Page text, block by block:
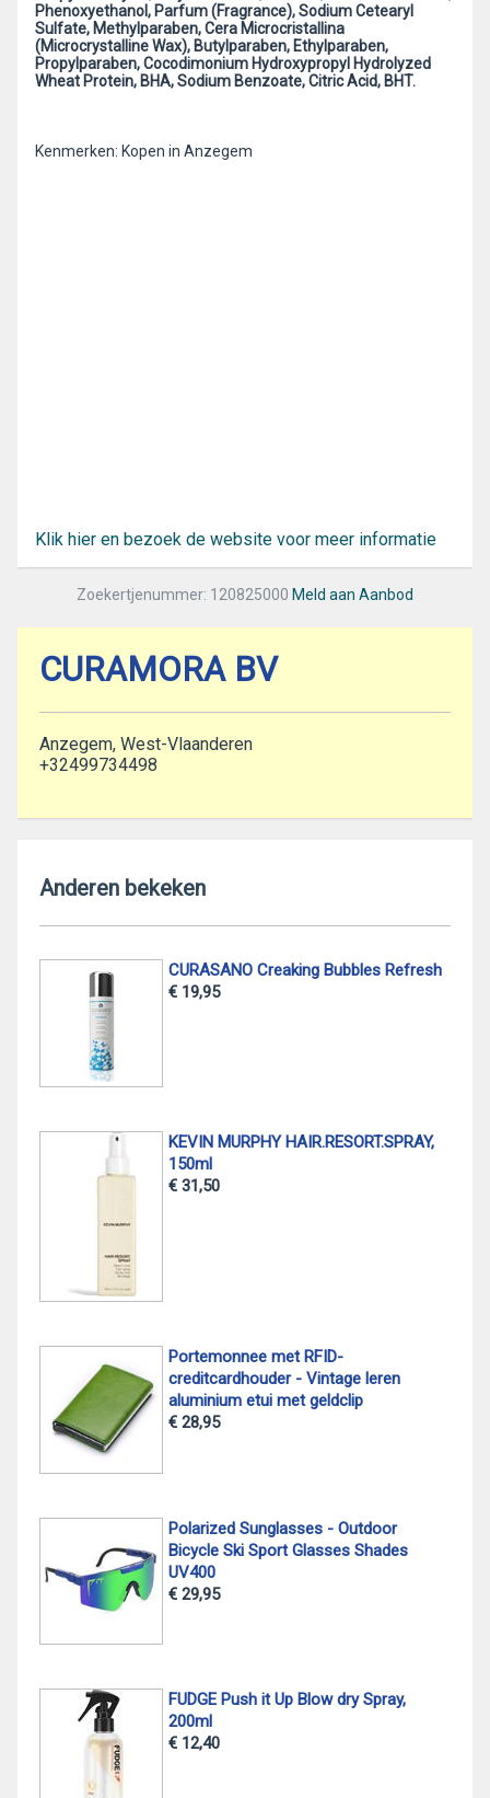
Phenoxyethanol, Parfum (Fragrance), Sodium Cetearyl
Sulfate, Methylparaben, Cera Microcristallina
(Microcrystalline Wax), Butylparaben, Ethylparaben,
Propylparaben, Cocodimonium Hydroxypropyl Hydrolyzed
Wheat Protein, BHA, Sodium Benzoate, Citric Acid, BHT.
Kenmerken: Kopen in Anzegem
Klik hier en bezoek de website voor meer informatie
Zoekertjenummer: 120825000 Meld aan Aanbod
CURAMORA BV
Anzegem, West-Vlaanderen
+32499734498
Anderen bekeken
CURASANO Creaking Bubbles Refresh
€ 19,95
KEVIN MURPHY HAIR.RESORT.SPRAY,
150ml
€ 31,50
Portemonnee met RFID-
creditcardhouder - Vintage leren
aluminium etui met geldclip
€ 28,95
Polarized Sunglasses - Outdoor
Bicycle Ski Sport Glasses Shades
UV400
€ 29,95
FUDGE Push it Up Blow dry Spray,
200ml
€ 12,40